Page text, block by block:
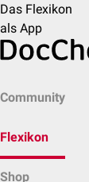
Das Flexikon
als App
Community
Flexikon
Shop